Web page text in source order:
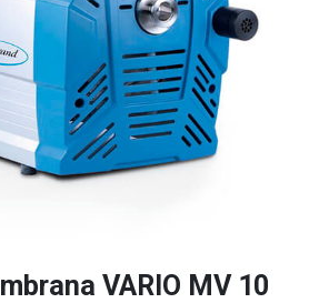
VARIO MV 10